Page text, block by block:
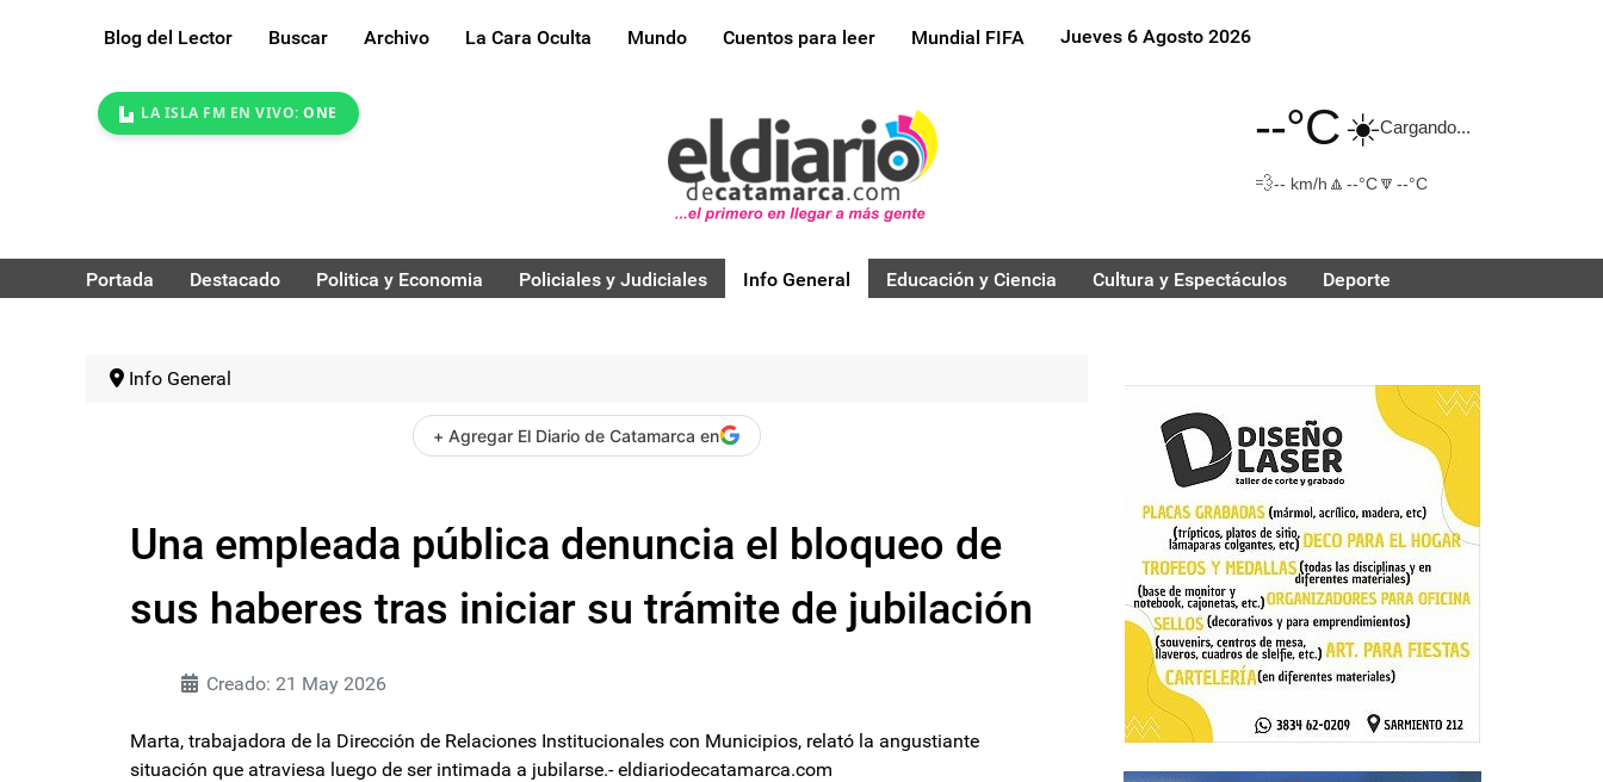
Blog del Lector Buscar Archivo La Cara Oculta Mundo Cuentos para leer Mundial FIFA Jueves 6 Agosto 2026
LA ISLA FM EN VIVO: ONE --°C☀️Cargando...
💨-- km/h 🔼 --°C🔽 --°C
Portada Destacado Politica y Economia Policiales y Judiciales Info General Educación y Ciencia Cultura y Espectáculos Deporte
Info General
+ Agregar El Diario de Catamarca en
Una empleada pública denuncia el bloqueo de
sus haberes tras iniciar su trámite de jubilación
Creado: 21 May 2026
Marta, trabajadora de la Dirección de Relaciones Institucionales con Municipios, relató la angustiante
situación que atraviesa luego de ser intimada a jubilarse.- eldiariodecatamarca.com